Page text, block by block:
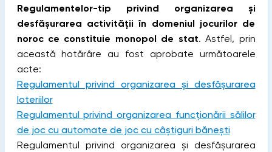
Regulamentelor-tip privind organizarea şi
desfăşurarea activităţii în domeniul jocurilor de
noroc ce constituie monopol de stat. Astfel, prin
această hotărâre au fost aprobate următoarele
acte:
Regulamentul privind organizarea și desfășurarea
loteriilor
Regulamentul privind organizarea funcționării sălilor
de joc cu automate de joc cu câștiguri bănești
Regulamentul privind organizarea și desfășurarea